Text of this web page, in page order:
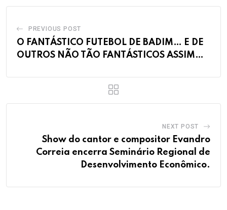
PREVIOUS POST
O FANTÁSTICO FUTEBOL DE BADIM… E DE
OUTROS NÃO TÃO FANTÁSTICOS ASSIM…
NEXT POST
Show do cantor e compositor Evandro
Correia encerra Seminário Regional de
Desenvolvimento Econômico.